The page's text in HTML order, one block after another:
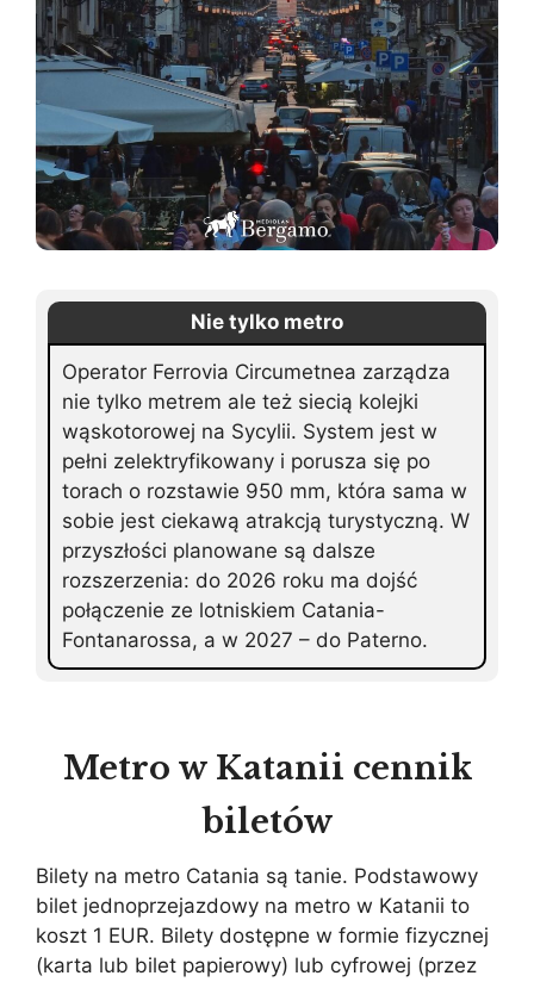
Nie tylko metro
Operator Ferrovia Circumetnea zarządza
nie tylko metrem ale też siecią kolejki
wąskotorowej na Sycylii. System jest w
pełni zelektryfikowany i porusza się po
torach o rozstawie 950 mm, która sama w
sobie jest ciekawą atrakcją turystyczną. W
przyszłości planowane są dalsze
rozszerzenia: do 2026 roku ma dojść
połączenie ze lotniskiem Catania-
Fontanarossa, a w 2027 – do Paterno.
Metro w Katanii cennik
biletów
Bilety na metro Catania są tanie. Podstawowy
bilet jednoprzejazdowy na metro w Katanii to
koszt 1 EUR. Bilety dostępne w formie fizycznej
(karta lub bilet papierowy) lub cyfrowej (przez